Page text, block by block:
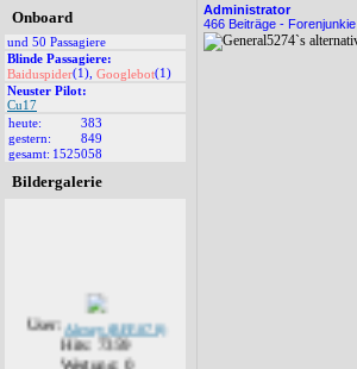
Onboard
und 50 Passagiere
Blinde Passagiere:
Baiduspider(1), Googlebot(1)
Neuster Pilot:
Cu17
heute:
383
gestern:
849
gesamt: 1525058
Bildergalerie
User:
Hits: 7359
Wertung: 0
Administrator
466 Beiträge - Forenjunkie